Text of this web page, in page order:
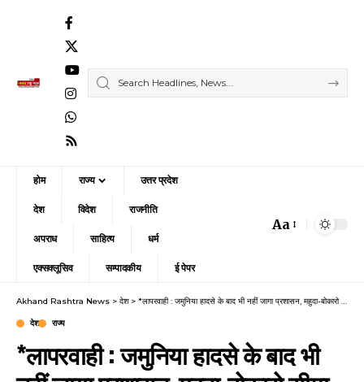
होम राज्य उत्तर प्रदेश
देश विदेश राजनीति
अपराध साहित्य धर्म
एक्सक्लूसिव सम्पादकीय ई पेपर
Font
Aa
Akhand Rashtra News > देश> *लापरवाही : जमुनिया हादसे के बाद भी नहीं जागा प्रशासन, महुदा-बोकारो सीमा पर फिर मंडराया खतरा*
देश राज्य
*लापरवाही : जमुनिया हादसे के बाद भी